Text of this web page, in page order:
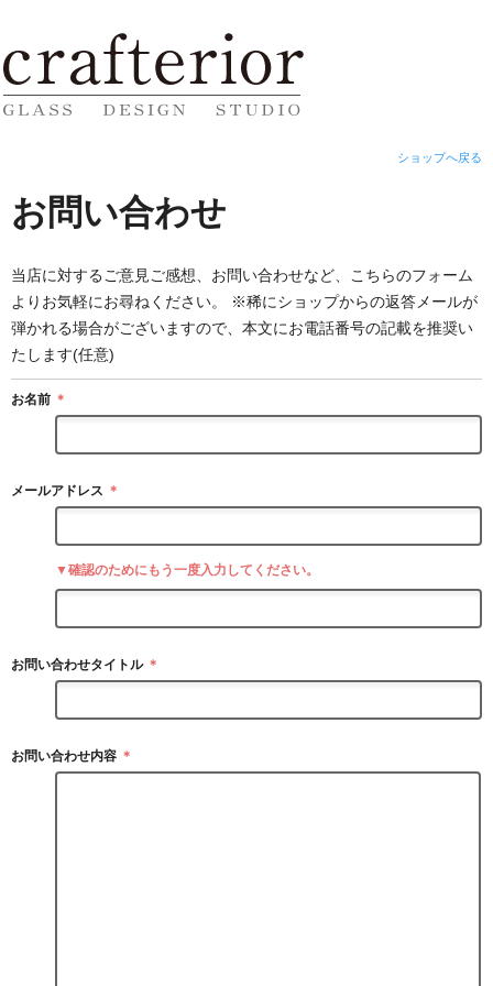
ショップへ戻る
お問い合わせ
当店に対するご意見ご感想、お問い合わせなど、こちらのフォーム
よりお気軽にお尋ねください。 ※稀にショップからの返答メールが
弾かれる場合がございますので、本文にお電話番号の記載を推奨い
たします(任意)
お名前 ＊
メールアドレス ＊
▼確認のためにもう一度入力してください。
お問い合わせタイトル ＊
お問い合わせ内容 ＊